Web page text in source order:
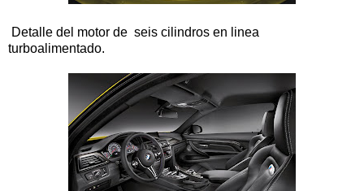
Detalle del motor de seis cilindros en linea
turboalimentado.